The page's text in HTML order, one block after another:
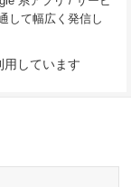
して幅広く発信し
しています